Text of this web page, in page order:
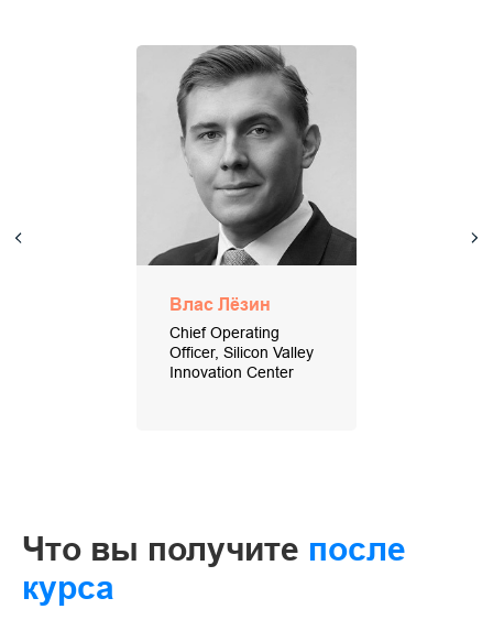
Влас Лёзин
Chief Operating
Officer, Silicon Valley
Innovation Center
Что вы получите после
курса